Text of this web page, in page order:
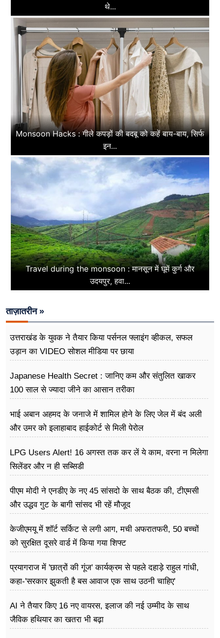
थे...
Monsoon Hacks : गीले कपड़ों की बदबू को कहें बाय-बाय, सिर्फ
इन...
Travel during the monsoon : मानसून में घूमें कुर्ग और
उदयपुर, हवा...
ताज़ातरीन »
उत्तराखंड के युवक ने तैयार किया पर्सनल फ्लाइंग व्हीकल, सफल
उड़ान का VIDEO सोशल मीडिया पर छाया
Japanese Health Secret : जानिए कम और संतुलित खाकर
100 साल से ज्यादा जीने का आसान तरीका
भाई अबान अहमद के जनाजे में शामिल होने के लिए जेल में बंद अली
और उमर को इलाहाबाद हाईकोर्ट से मिली पेरोल
LPG Users Alert! 16 अगस्त तक कर लें ये काम, वरना न मिलेगा
सिलेंडर और न ही सब्सिडी
पीएम मोदी ने एनडीए के नए 45 सांसदो के साथ बैठक की, टीएमसी
और उद्धव गुट के बागी सांसद भी रहें मौजूद
केजीएमयू में शॉर्ट सर्किट से लगी आग, मची अफरातफरी, 50 बच्चों
को सुरक्षित दूसरे वार्ड में किया गया शिफ्ट
प्रयागराज में 'छात्रों की गूंज' कार्यक्रम से पहले दहाड़े राहुल गांधी,
कहा-'सरकार झुकती है बस आवाज एक साथ उठनी चाहिए'
AI ने तैयार किए 16 नए वायरस, इलाज की नई उम्मीद के साथ
जैविक हथियार का खतरा भी बढ़ा